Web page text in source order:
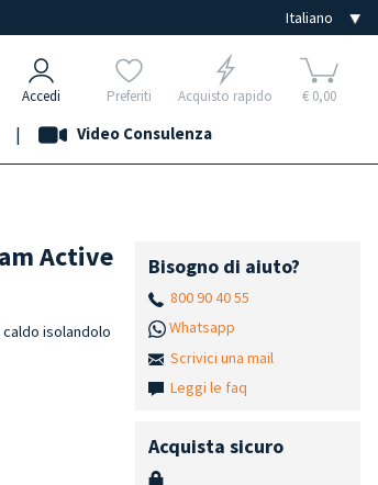
Accedi Preferiti Acquisto rapido € 0,00
| Video Consulenza
Active
isolandolo
Bisogno di aiuto?
800 90 40 55
Whatsapp
Scrivici una mail
Leggi le faq
Acquista sicuro